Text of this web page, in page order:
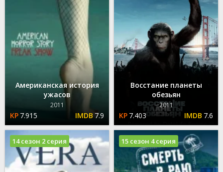
Американская история
ужасов
2011
7.915 7.9
Восстание планеты
обезьян
2011
7.403 7.6
14 сезон 2 серия 15 сезон 4 серия